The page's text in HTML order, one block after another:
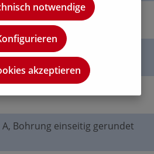
A
A
A, Bohrung einseitig gerundet
notwendige
akzeptieren